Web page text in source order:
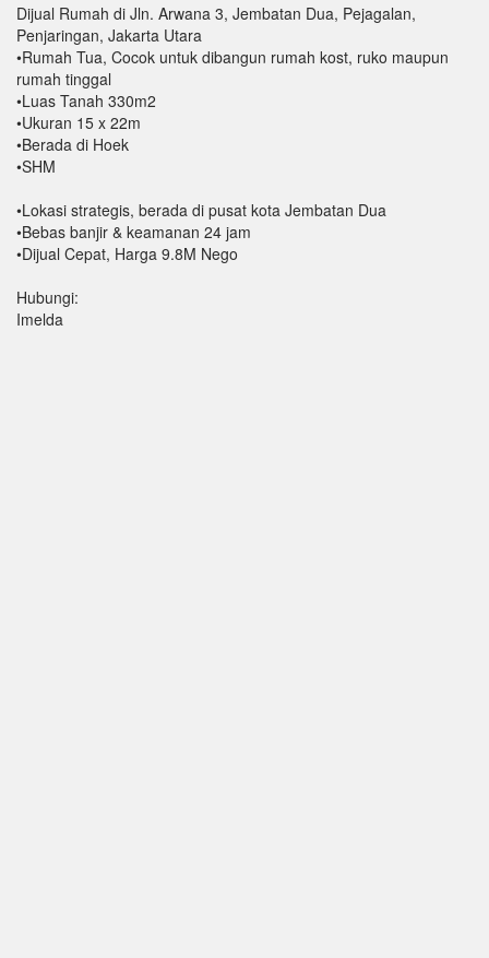
Dijual Rumah di Jln. Arwana 3, Jembatan Dua, Pejagalan,
Penjaringan, Jakarta Utara
•Rumah Tua, Cocok untuk dibangun rumah kost, ruko maupun
rumah tinggal
•Luas Tanah 330m2
•Ukuran 15 x 22m
•Berada di Hoek
•SHM
•Lokasi strategis, berada di pusat kota Jembatan Dua
•Bebas banjir & keamanan 24 jam
•Dijual Cepat, Harga 9.8M Nego
Hubungi:
Imelda